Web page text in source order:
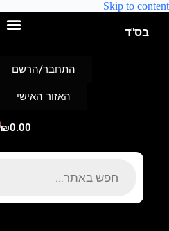
Skip to content
בס"ד
₪0.00
התחבר/הרשם
האזור האישי